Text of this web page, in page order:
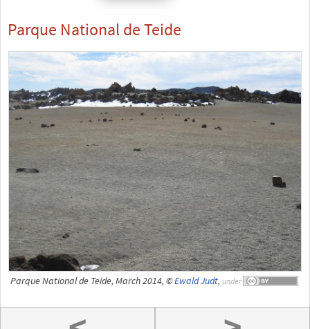
Parque National de Teide
Parque National de Teide, March 2014, ©Ewald Judt, under